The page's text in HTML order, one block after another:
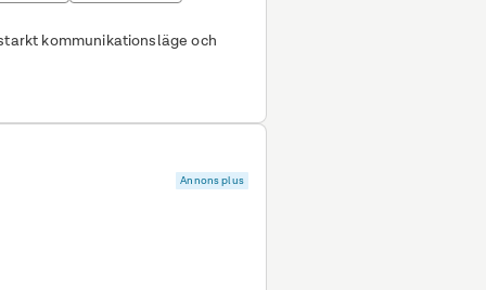
kommunikationsläge och
Annons plus